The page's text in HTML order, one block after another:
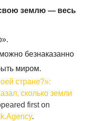
землю — весь
безнаказанно
миром.
стране?»:
сколько земли
first on
.